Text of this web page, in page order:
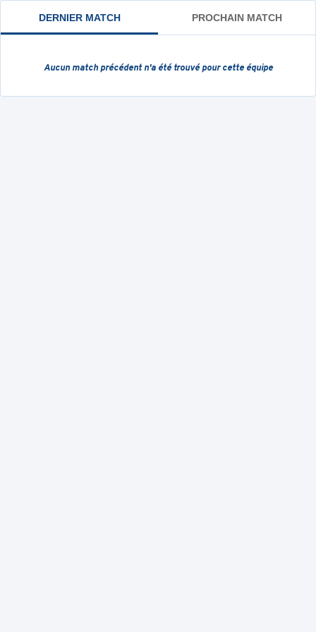
DERNIER MATCH PROCHAIN MATCH
Aucun match précédent n'a été trouvé pour cette équipe